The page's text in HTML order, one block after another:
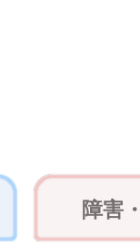
障害